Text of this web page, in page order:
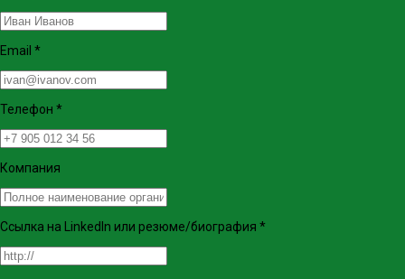
Email *
Телефон *
Компания
Ссылка на LinkedIn или резюме/биография *